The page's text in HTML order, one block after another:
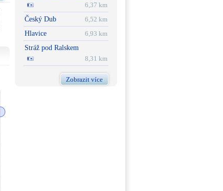
6,37 km
Český Dub
6,52 km
Hlavice
6,93 km
Stráž pod Ralskem
8,31 km
Zobrazit více